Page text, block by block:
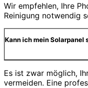
Wir empfehlen, Ihre
Reinigung notwendig
Kann ich mein Solarpanel
Es ist zwar möglich,
vermeiden. Eine